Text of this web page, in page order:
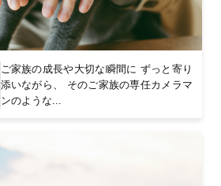
ご家族の成長や大切な瞬間に ずっと寄り
添いながら、 そのご家族の専任カメラマ
ンのような...